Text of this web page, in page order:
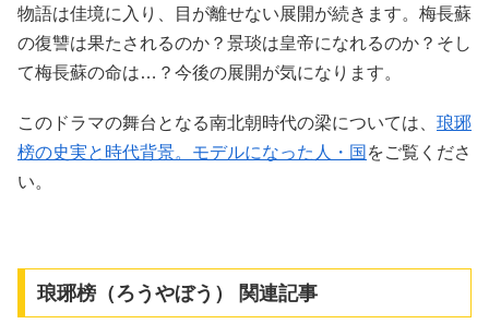
物語は佳境に入り、目が離せない展開が続きます。梅長蘇
の復讐は果たされるのか？景琰は皇帝になれるのか？そし
て梅長蘇の命は…？今後の展開が気になります。
このドラマの舞台となる南北朝時代の梁については、 琅琊
榜の史実と時代背景。モデルになった人・国 をご覧くださ
い。
琅琊榜（ろうやぼう） 関連記事